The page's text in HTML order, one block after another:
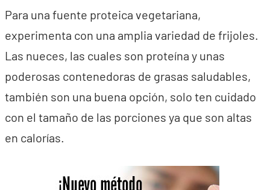
Para una fuente proteica vegetariana,
experimenta con una amplia variedad de frijoles.
Las nueces, las cuales son proteína y unas
poderosas contenedoras de grasas saludables,
también son una buena opción, solo ten cuidado
con el tamaño de las porciones ya que son altas
en calorías.